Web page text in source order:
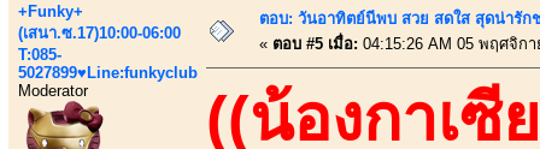
+Funky+
(เสนา.ซ.17)10:00-06:00
T:085-
5027899♥Line:funkyclub
Moderator
ตอบ: วันอาทิตย์นีพบ สวย สดใส สุดน่ารัก
« ตอบ #5 เมื่อ: 04:15:26 AM 05 พฤศจิก
((น้องกาเซี